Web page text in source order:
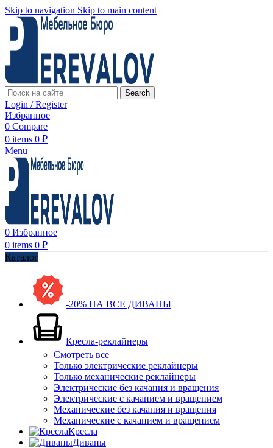
Skip to navigation Skip to main content
Search
Login / Register
Избранное
0 Compare
0 items 0 ₽
Menu
0 Избранное
0 items 0 ₽
Каталог
-20% НА ВСЕ ДИВАНЫ
Кресла-реклайнеры
Смотреть все
Только электрические реклайнеры
Только механические реклайнеры
Электрические без качания и вращения
Электрические с качанием и вращением
Механические без качания и вращения
Механические с качанием и вращением
Кресла
Диваны